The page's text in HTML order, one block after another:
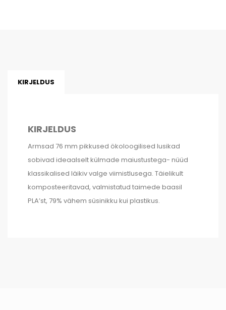
KIRJELDUS
KIRJELDUS
Armsad 76 mm pikkused ökoloogilised lusikad
sobivad ideaalselt külmade maiustustega- nüüd
klassikalised läikiv valge viimistlusega. Täielikult
komposteeritavad, valmistatud taimede baasil
PLA’st, 79% vähem süsinikku kui plastikus.